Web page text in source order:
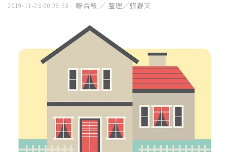
2019-11-23 00:29:33 聯合報 ／ 整理╱張瀞文